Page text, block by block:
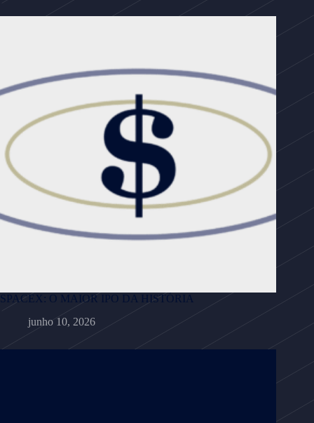
SPACEX: O MAIOR IPO DA HISTÓRIA
junho 10, 2026